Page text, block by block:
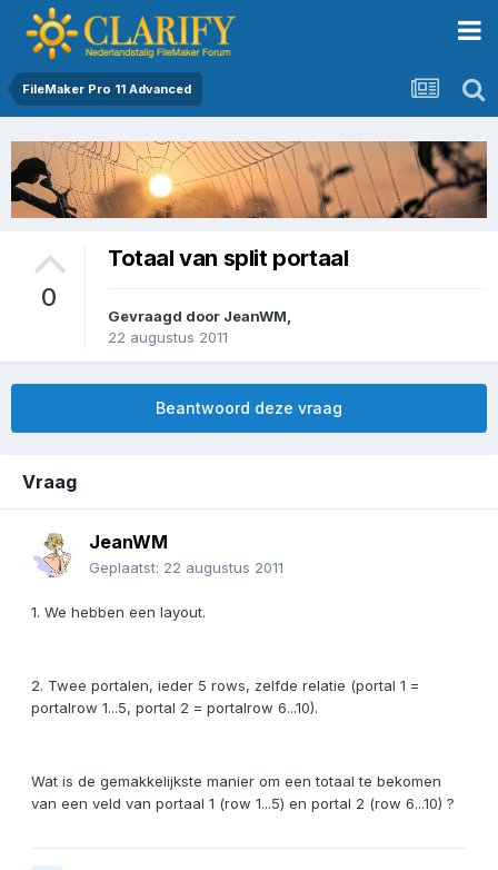
FileMaker Pro 11 Advanced
0
Totaal van split portaal
Gevraagd door JeanWM
22 augustus 2011
Beantwoord deze vraag
Vraag
JeanWM
Geplaatst: 22 augustus 2011
1. We hebben een layout.
2. Twee portalen, ieder 5 rows, zelfde relatie (portal 1 =
portalrow 1...5, portal 2 = portalrow 6...10).
Wat is de gemakkelijkste manier om een totaal te bekomen
van een veld van portaal 1 (row 1...5) en portal 2 (row 6...10) ?